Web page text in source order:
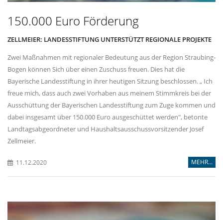
150.000 Euro Förderung
ZELLMEIER: LANDESSTIFTUNG UNTERSTÜTZT REGIONALE PROJEKTE
Zwei Maßnahmen mit regionaler Bedeutung aus der Region Straubing-
Bogen können Sich über einen Zuschuss freuen. Dies hat die
Bayerische Landesstiftung in ihrer heutigen Sitzung beschlossen. „ Ich
freue mich, dass auch zwei Vorhaben aus meinem Stimmkreis bei der
Ausschüttung der Bayerischen Landesstiftung zum Zuge kommen und
dabei insgesamt über 150.000 Euro ausgeschüttet werden", betonte
Landtagsabgeordneter und Haushaltsausschussvorsitzender Josef
Zellmeier.
11.12.2020 MEHR...